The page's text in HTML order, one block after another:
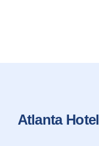
Atlanta Hotel